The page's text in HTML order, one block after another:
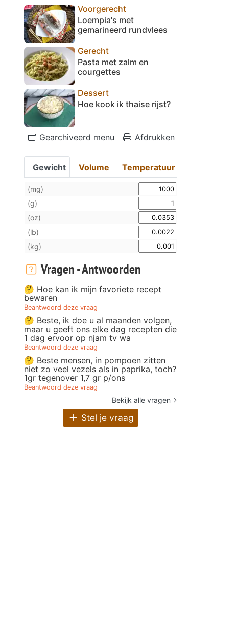
Voorgerecht
Loempia's met
gemarineerd rundvlees
Gerecht
Pasta met zalm en
courgettes
Dessert
Hoe kook ik thaise rijst?
Gearchiveerd menu Afdrukken
Gewicht Volume Temperatuur
(mg)
(g)
(oz)
(lb)
(kg)
Vragen - Antwoorden
🤔 Hoe kan ik mijn favoriete recept
bewaren
Beantwoord deze vraag
🤔 Beste, ik doe u al maanden volgen,
maar u geeft ons elke dag recepten die
1 dag ervoor op njam tv wa
Beantwoord deze vraag
🤔 Beste mensen, in pompoen zitten
niet zo veel vezels als in paprika, toch?
1gr tegenover 1,7 gr p/ons
Beantwoord deze vraag
Bekijk alle vragen
Stel je vraag